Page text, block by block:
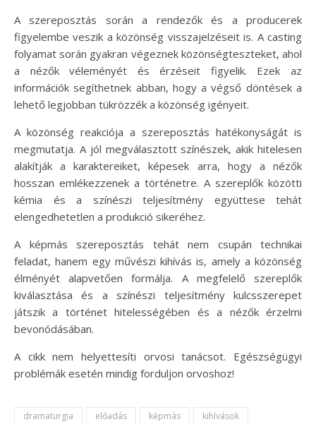
A szereposztás során a rendezők és a producerek
figyelembe veszik a közönség visszajelzéseit is. A casting
folyamat során gyakran végeznek közönségteszteket, ahol
a nézők véleményét és érzéseit figyelik. Ezek az
információk segíthetnek abban, hogy a végső döntések a
lehető legjobban tükrözzék a közönség igényeit.
A közönség reakciója a szereposztás hatékonyságát is
megmutatja. A jól megválasztott színészek, akik hitelesen
alakítják a karaktereiket, képesek arra, hogy a nézők
hosszan emlékezzenek a történetre. A szereplők közötti
kémia és a színészi teljesítmény együttese tehát
elengedhetetlen a produkció sikeréhez.
A képmás szereposztás tehát nem csupán technikai
feladat, hanem egy művészi kihívás is, amely a közönség
élményét alapvetően formálja. A megfelelő szereplők
kiválasztása és a színészi teljesítmény kulcsszerepet
játszik a történet hitelességében és a nézők érzelmi
bevonódásában.
A cikk nem helyettesíti orvosi tanácsot. Egészségügyi
problémák esetén mindig forduljon orvoshoz!
dramaturgia előadás képmás
kihívások